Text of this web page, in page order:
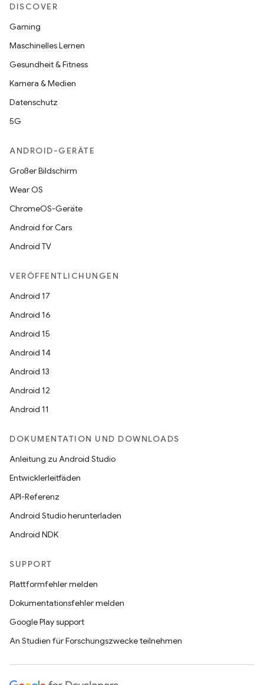
DISCOVER
Gaming
Maschinelles Lernen
Gesundheit & Fitness
Kamera & Medien
Datenschutz
5G
ANDROID-GERÄTE
Großer Bildschirm
Wear OS
ChromeOS-Geräte
Android for Cars
Android TV
VERÖFFENTLICHUNGEN
Android 17
Android 16
Android 15
Android 14
Android 13
Android 12
Android 11
DOKUMENTATION UND DOWNLOADS
Anleitung zu Android Studio
Entwicklerleitfäden
API-Referenz
Android Studio herunterladen
Android NDK
SUPPORT
Plattformfehler melden
Dokumentationsfehler melden
Google Play support
An Studien für Forschungszwecke teilnehmen